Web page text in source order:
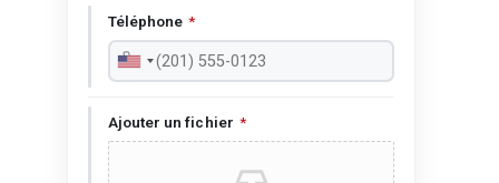
Téléphone *
Ajouter un fichier *